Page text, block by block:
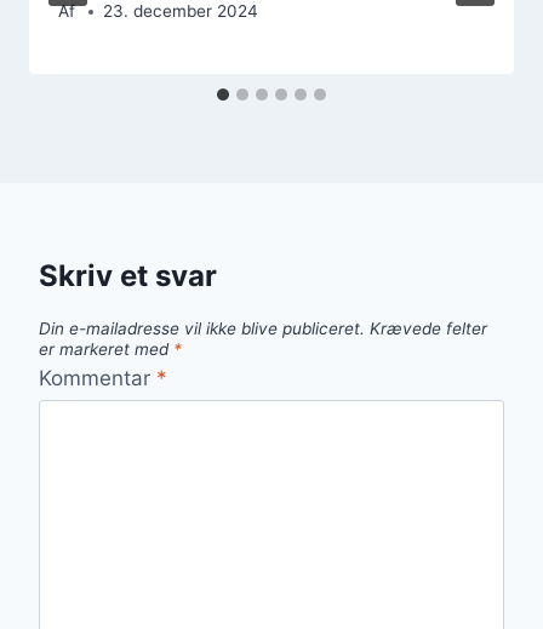
Af 23. december 2024
Skriv et svar
Din e-mailadresse vil ikke blive publiceret. Krævede felter
er markeret med *
Kommentar *